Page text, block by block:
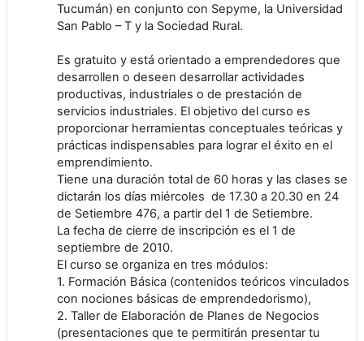
Tucumán) en conjunto con Sepyme, la Universidad
San Pablo – T y la Sociedad Rural.
Es gratuito y está orientado a emprendedores que
desarrollen o deseen desarrollar actividades
productivas, industriales o de prestación de
servicios industriales. El objetivo del curso es
proporcionar herramientas conceptuales teóricas y
prácticas indispensables para lograr el éxito en el
emprendimiento.
Tiene una duración total de 60 horas y las clases se
dictarán los días miércoles de 17.30 a 20.30 en 24
de Setiembre 476, a partir del 1 de Setiembre.
La fecha de cierre de inscripción es el 1 de
septiembre de 2010.
El curso se organiza en tres módulos:
1. Formación Básica (contenidos teóricos vinculados
con nociones básicas de emprendedorismo),
2. Taller de Elaboración de Planes de Negocios
(presentaciones que te permitirán presentar tu